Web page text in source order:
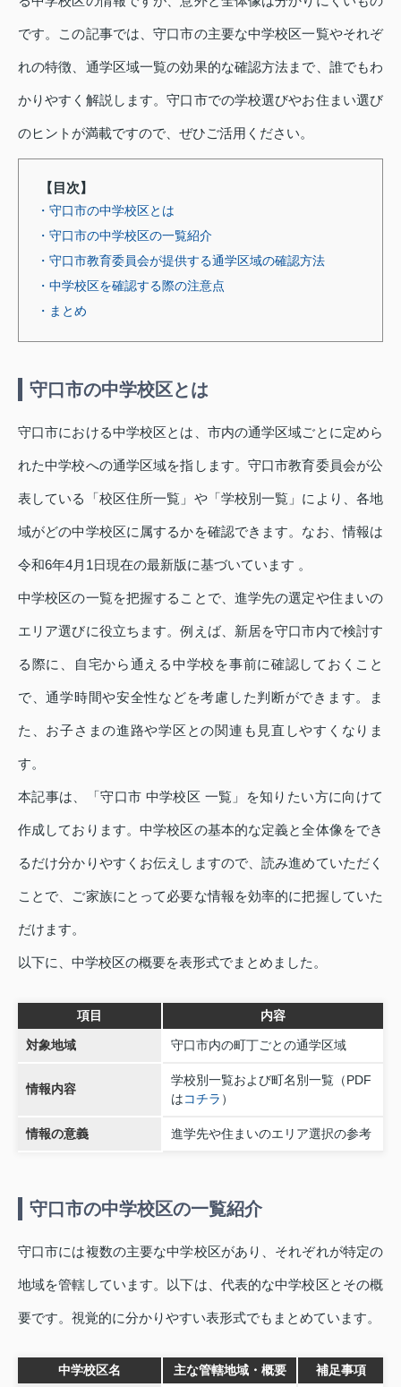
です。この記事では、守口市の主要な中学校区一覧やそれぞ
れの特徴、通学区域一覧の効果的な確認方法まで、誰でもわ
かりやすく解説します。守口市での学校選びやお住まい選び
のヒントが満載ですので、ぜひご活用ください。
【目次】
・守口市の中学校区とは
・守口市の中学校区の一覧紹介
・守口市教育委員会が提供する通学区域の確認方法
・中学校区を確認する際の注意点
・まとめ
守口市の中学校区とは
守口市における中学校区とは、市内の通学区域ごとに定めら
れた中学校への通学区域を指します。守口市教育委員会が公
表している「校区住所一覧」や「学校別一覧」により、各地
域がどの中学校区に属するかを確認できます。なお、情報は
令和6年4月1日現在の最新版に基づいています 。
中学校区の一覧を把握することで、進学先の選定や住まいの
エリア選びに役立ちます。例えば、新居を守口市内で検討す
る際に、自宅から通える中学校を事前に確認しておくこと
で、通学時間や安全性などを考慮した判断ができます。ま
た、お子さまの進路や学区との関連も見直しやすくなりま
す。
本記事は、「守口市 中学校区 一覧」を知りたい方に向けて
作成しております。中学校区の基本的な定義と全体像をでき
るだけ分かりやすくお伝えしますので、読み進めていただく
ことで、ご家族にとって必要な情報を効率的に把握していた
だけます。
以下に、中学校区の概要を表形式でまとめました。
項目 内容
対象地域 守口市内の町丁ごとの通学区域
情報内容
学校別一覧および町名別一覧（PDF
はコチラ ）
情報の意義 進学先や住まいのエリア選択の参考
守口市の中学校区の一覧紹介
守口市には複数の主要な中学校区があり、それぞれが特定の
地域を管轄しています。以下は、代表的な中学校区とその概
要です。視覚的に分かりやすい表形式でもまとめています。
中学校区名 主な管轄地域・概要 補足事項